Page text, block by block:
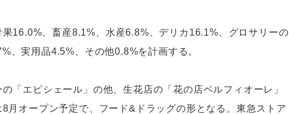
16.0%、畜産8.1%、水産6.8%、デリカ16.1%、グロサリーの
、実用品4.5%、その他0.8%を計画する。
「エピシェール」の他、生花店の「花の店ベルフィオーレ」
月オープン予定で、フード&ドラッグの形となる。東急ストア